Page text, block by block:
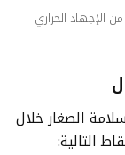
الإجهاد الحراري
الصغار خلال
التالية: